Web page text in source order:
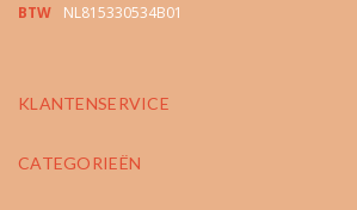
BTW
NL815330534B01
KLANTENSERVICE
CATEGORIEËN